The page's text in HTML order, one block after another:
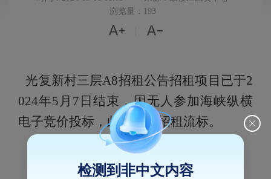
浏览量：193
 
光复新村三层A8招租公告招租项目 已于2
024年5 月 7 日结束，因无人参加海峡纵横
电子竞价投标，此次项目招租流标。
检测到非中文内容